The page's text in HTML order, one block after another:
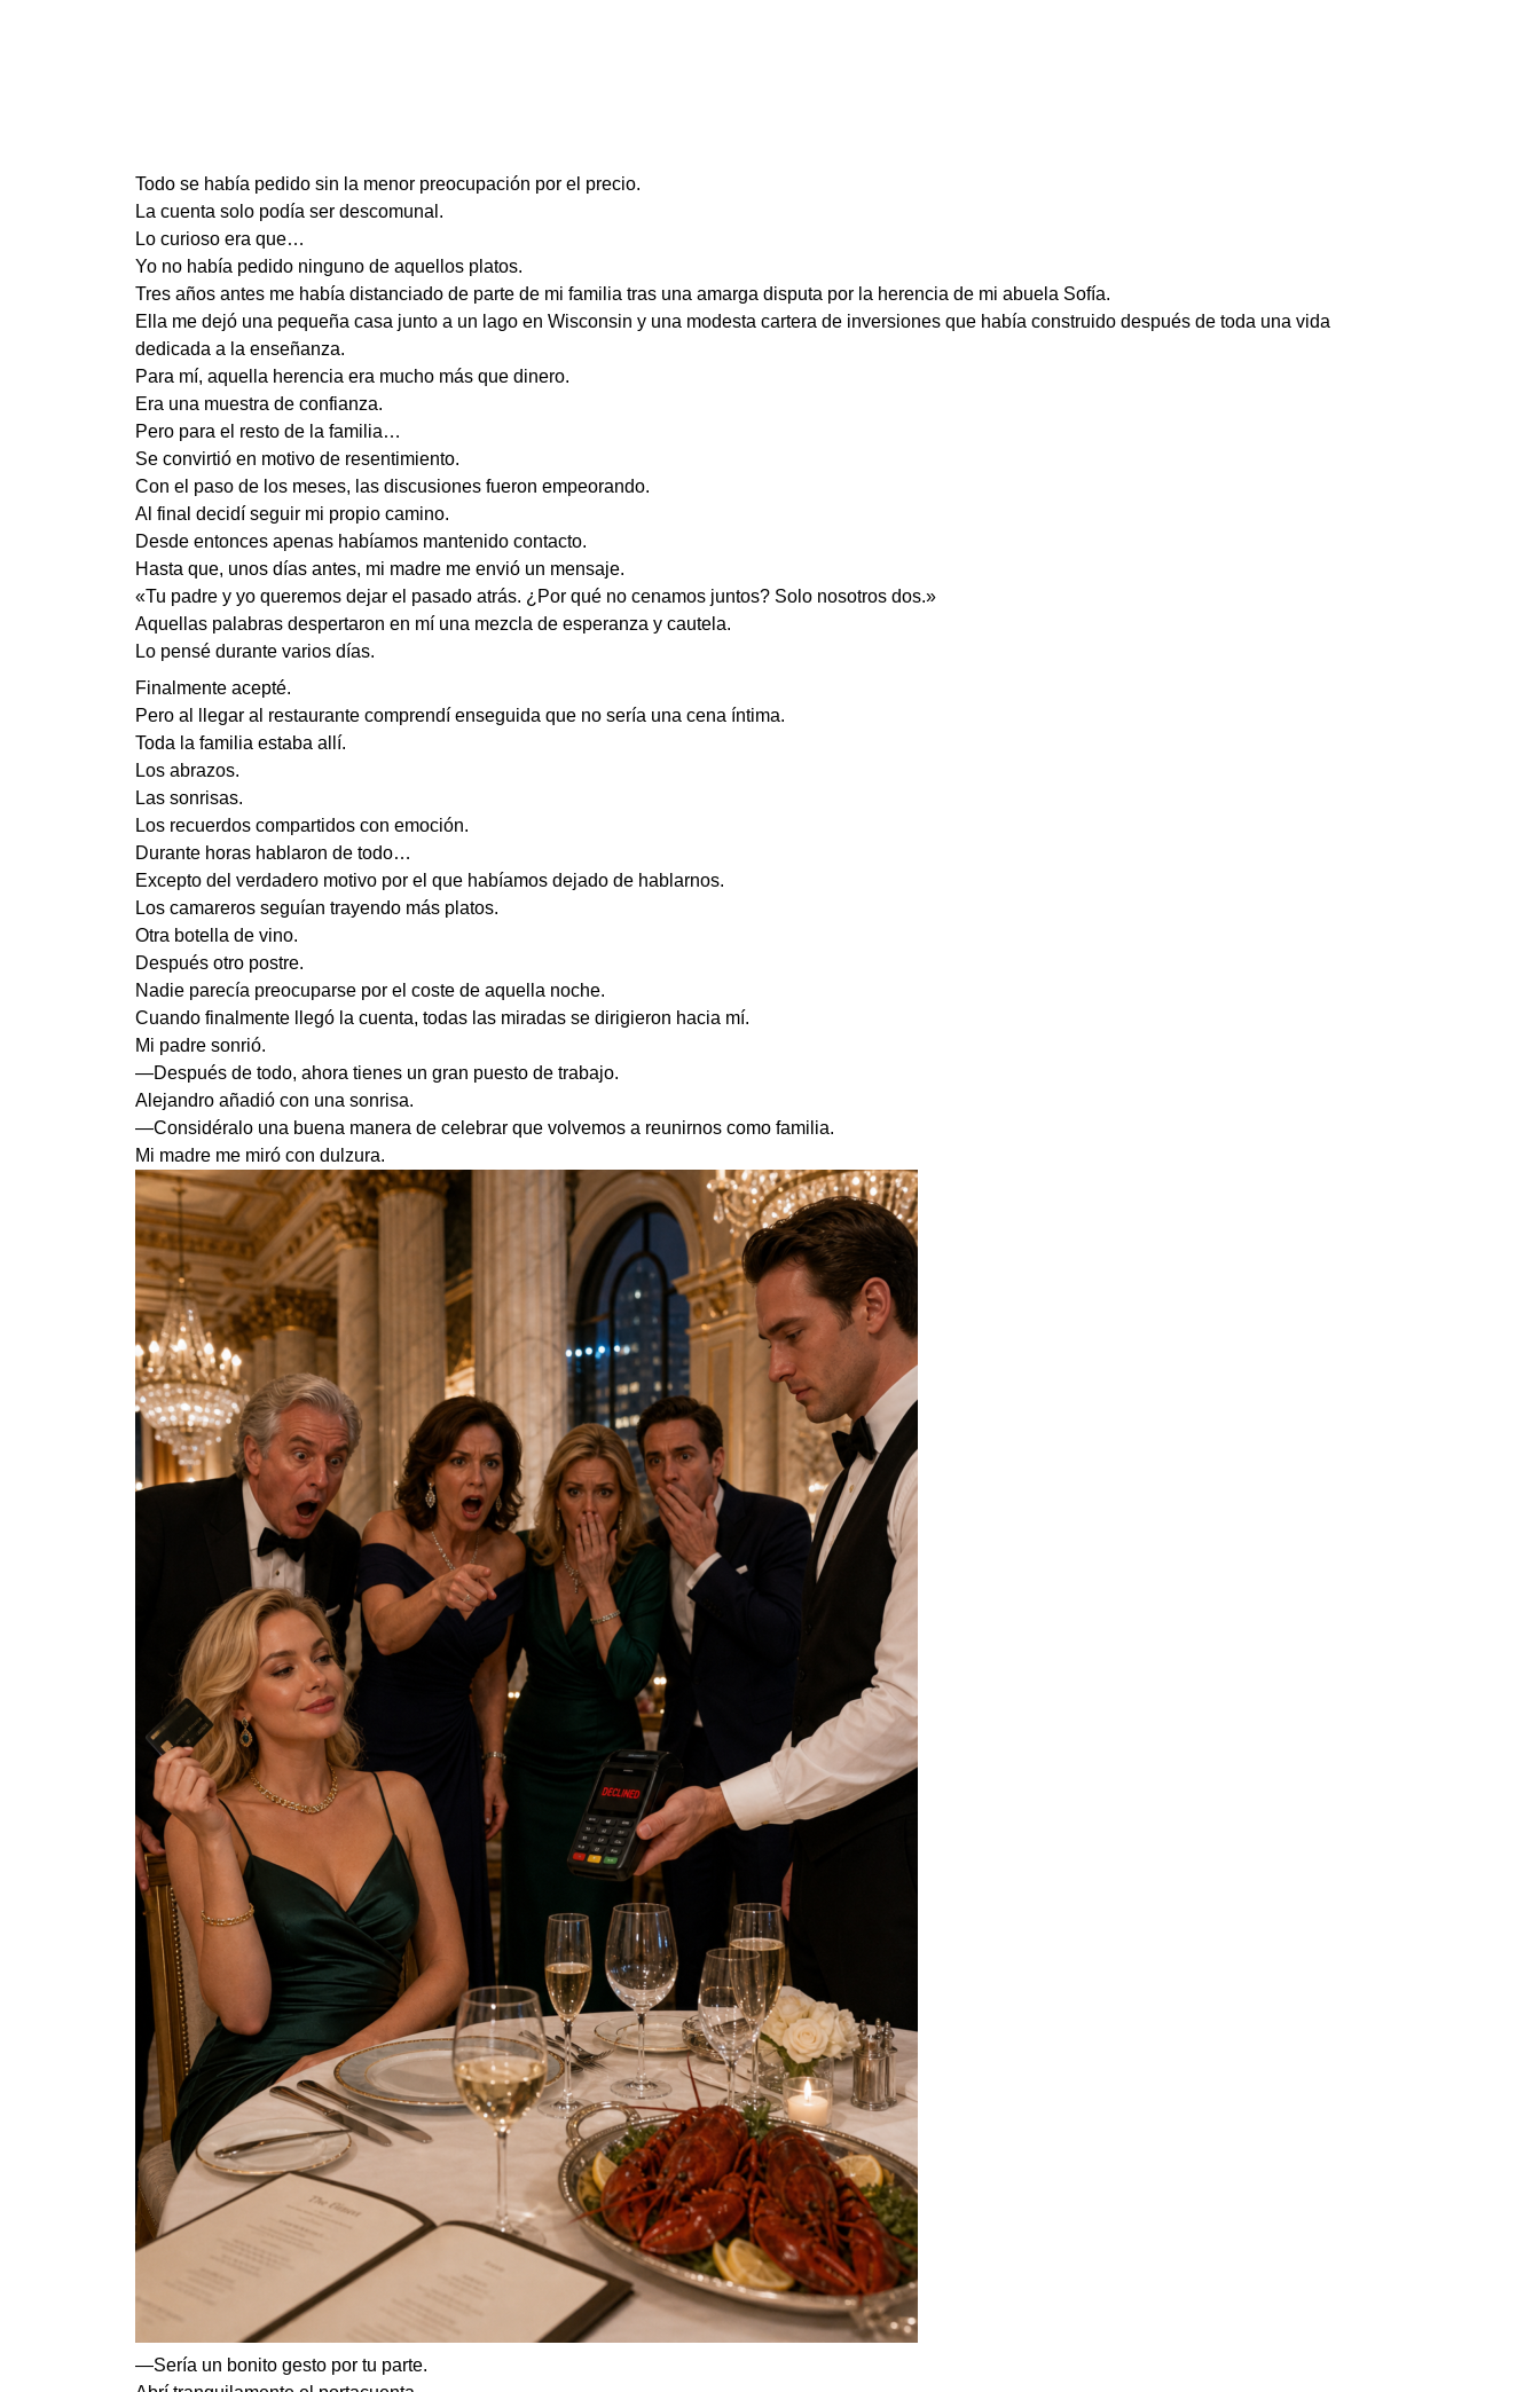
Todo se había pedido sin la menor preocupación por el precio.
La cuenta solo podía ser descomunal.
Lo curioso era que…
Yo no había pedido ninguno de aquellos platos.
Tres años antes me había distanciado de parte de mi familia tras una amarga disputa por la herencia de mi abuela Sofía.
Ella me dejó una pequeña casa junto a un lago en Wisconsin y una modesta cartera de inversiones que había construido después de toda una vida
dedicada a la enseñanza.
Para mí, aquella herencia era mucho más que dinero.
Era una muestra de confianza.
Pero para el resto de la familia…
Se convirtió en motivo de resentimiento.
Con el paso de los meses, las discusiones fueron empeorando.
Al final decidí seguir mi propio camino.
Desde entonces apenas habíamos mantenido contacto.
Hasta que, unos días antes, mi madre me envió un mensaje.
«Tu padre y yo queremos dejar el pasado atrás. ¿Por qué no cenamos juntos? Solo nosotros dos.»
Aquellas palabras despertaron en mí una mezcla de esperanza y cautela.
Lo pensé durante varios días.
Finalmente acepté.
Pero al llegar al restaurante comprendí enseguida que no sería una cena íntima.
Toda la familia estaba allí.
Los abrazos.
Las sonrisas.
Los recuerdos compartidos con emoción.
Durante horas hablaron de todo…
Excepto del verdadero motivo por el que habíamos dejado de hablarnos.
Los camareros seguían trayendo más platos.
Otra botella de vino.
Después otro postre.
Nadie parecía preocuparse por el coste de aquella noche.
Cuando finalmente llegó la cuenta, todas las miradas se dirigieron hacia mí.
Mi padre sonrió.
—Después de todo, ahora tienes un gran puesto de trabajo.
Alejandro añadió con una sonrisa.
—Considéralo una buena manera de celebrar que volvemos a reunirnos como familia.
Mi madre me miró con dulzura.
—Sería un bonito gesto por tu parte.